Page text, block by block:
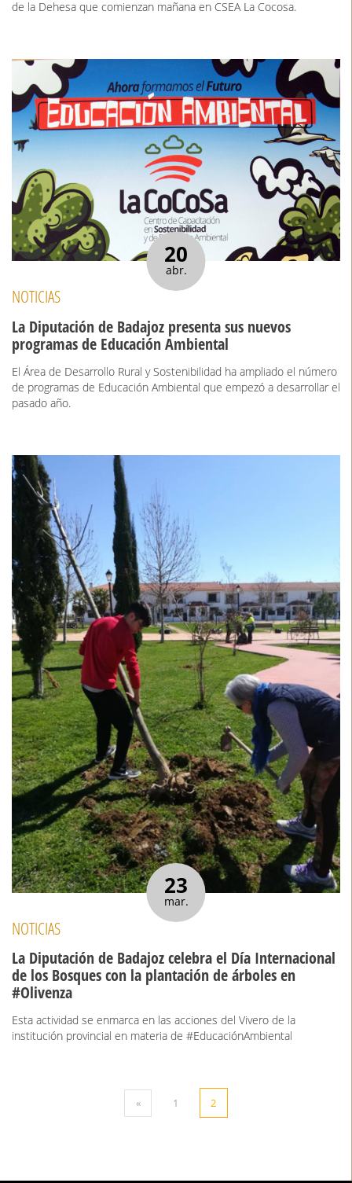
de la Dehesa que comienzan mañana en CSEA La Cocosa.
20
abr.
NOTICIAS
La Diputación de Badajoz presenta sus nuevos
programas de Educación Ambiental
El Área de Desarrollo Rural y Sostenibilidad ha ampliado el número
de programas de Educación Ambiental que empezó a desarrollar el
pasado año.
23
mar.
NOTICIAS
La Diputación de Badajoz celebra el Día Internacional
de los Bosques con la plantación de árboles en
#Olivenza
Esta actividad se enmarca en las acciones del Vivero de la
institución provincial en materia de #EducaciónAmbiental
« 1 2